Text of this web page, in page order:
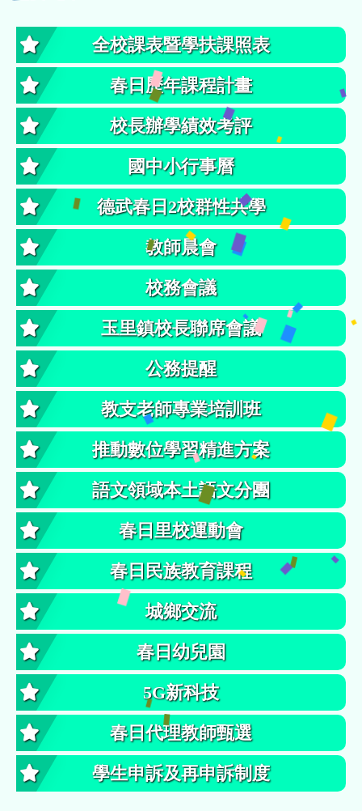
全校課表暨學扶課照表
春日歷年課程計畫
校長辦學績效考評
國中小行事曆
德武春日2校群性共學
教師晨會
校務會議
玉里鎮校長聯席會議
公務提醒
教支老師專業培訓班
推動數位學習精進方案
語文領域本土語文分團
春日里校運動會
春日民族教育課程
城鄉交流
春日幼兒園
5G新科技
春日代理教師甄選
學生申訴及再申訴制度